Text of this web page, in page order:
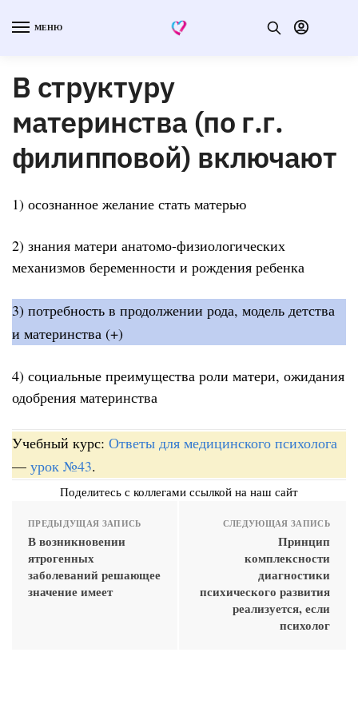
МЕНЮ
В структуру
материнства (по г.г.
филипповой) включают
1) осознанное желание стать матерью
2) знания матери анатомо-физиологических
механизмов беременности и рождения ребенка
3) потребность в продолжении рода, модель детства
и материнства (+)
4) социальные преимущества роли матери, ожидания
одобрения материнства
Учебный курс: Ответы для медицинского психолога
— урок №43.
Поделитесь с коллегами ссылкой на наш сайт
ПРЕДЫДУЩАЯ ЗАПИСЬ
В возникновении
ятрогенных
заболеваний решающее
значение имеет
СЛЕДУЮЩАЯ ЗАПИСЬ
Принцип
комплексности
диагностики
психического развития
реализуется, если
психолог